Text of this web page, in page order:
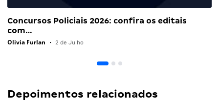
Concursos Policiais 2026: confira os editais
com…
Olivia Furlan • 2 de Julho
Depoimentos relacionados